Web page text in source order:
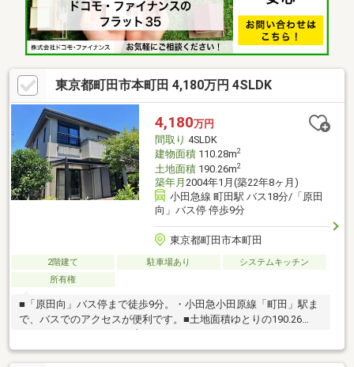
◆周辺環境◆・sanwa忠生店まで徒歩9分・サンドラッグ町田木
曽店まで徒歩3分 etc.
東京都町田市本町田 4,180万円 4SLDK
4,180万円
間取り 4SLDK
建物面積110.28m2
土地面積190.26m2
築年月 2004年1月(築22年8ヶ月)
小田急線 町田駅 バス18分/「原田
向」バス停 停歩9分
東京都町田市本町田
2階建て 駐車場あり
システムキッチン
所有権
■「原田向」バス停まで徒歩9分。・小田急小田原線「町田」駅ま
で、バスでのアクセスが便利です。■土地面積ゆとりの190.26
■東南側隣地は生産緑地につき、陽当り・眺望が良好です。■LDK
と和室が隣接し、扉を開放すれば一体利用が可能。■全居室6帖以